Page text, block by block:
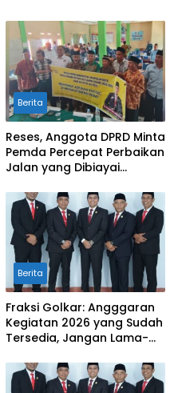
Berita
Reses, Anggota DPRD Minta
Pemda Percepat Perbaikan
Jalan yang Dibiayai
Berita
Fraksi Golkar: Angggaran
Kegiatan 2026 yang Sudah
Tersedia, Jangan Lama-
Daerah